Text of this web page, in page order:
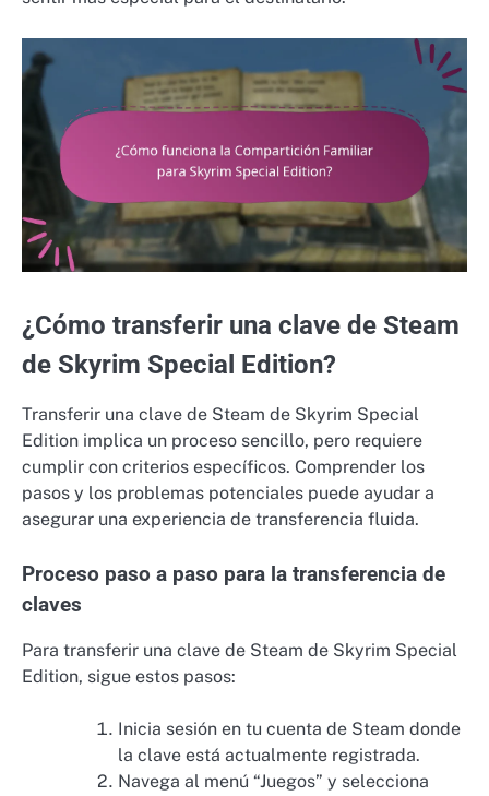
¿Cómo transferir una clave de Steam
de Skyrim Special Edition?
Transferir una clave de Steam de Skyrim Special
Edition implica un proceso sencillo, pero requiere
cumplir con criterios específicos. Comprender los
pasos y los problemas potenciales puede ayudar a
asegurar una experiencia de transferencia fluida.
Proceso paso a paso para la transferencia de
claves
Para transferir una clave de Steam de Skyrim Special
Edition, sigue estos pasos:
Inicia sesión en tu cuenta de Steam donde
la clave está actualmente registrada.
Navega al menú “Juegos” y selecciona